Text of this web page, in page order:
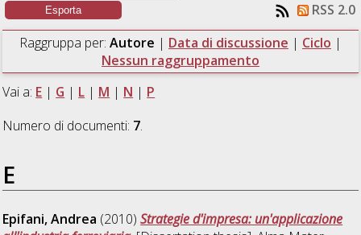
RSS 2.0
Raggruppa per: Autore | Data di discussione | Ciclo |
Nessun raggruppamento
Vai a: E | G | L | M | N | P
Numero di documenti: 7.
E
Epifani, Andrea (2010)Strategie d'impresa: un'applicazione